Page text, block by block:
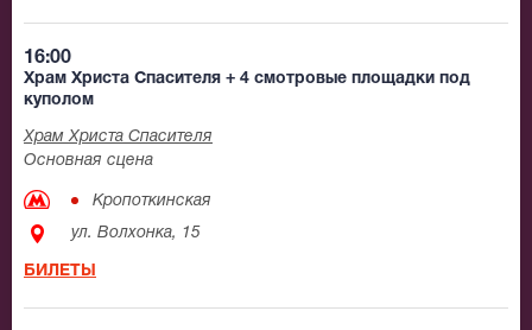
16:00
Храм Христа Спасителя + 4 смотровые площадки под
куполом
Храм Христа Спасителя
Основная сцена
Кропоткинская
ул. Волхонка, 15
БИЛЕТЫ